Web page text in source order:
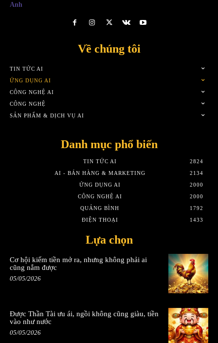
Anh
Về chúng tôi
TIN TỨC AI
ỨNG DỤNG AI
CÔNG NGHỆ AI
CÔNG NGHỆ
SẢN PHẨM & DỊCH VỤ AI
Danh mục phổ biến
TIN TỨC AI
2824
AI - BÁN HÀNG & MARKETING
2134
ỨNG DỤNG AI
2000
CÔNG NGHỆ AI
2000
QUẢNG BÌNH
1792
ĐIỆN THOẠI
1433
Lựa chọn
Cơ hội kiếm tiền mở ra, nhưng không phải ai
cũng nắm được
05/05/2026
Được Thần Tài ưu ái, ngồi không cũng giàu, tiền
vào như nước
05/05/2026